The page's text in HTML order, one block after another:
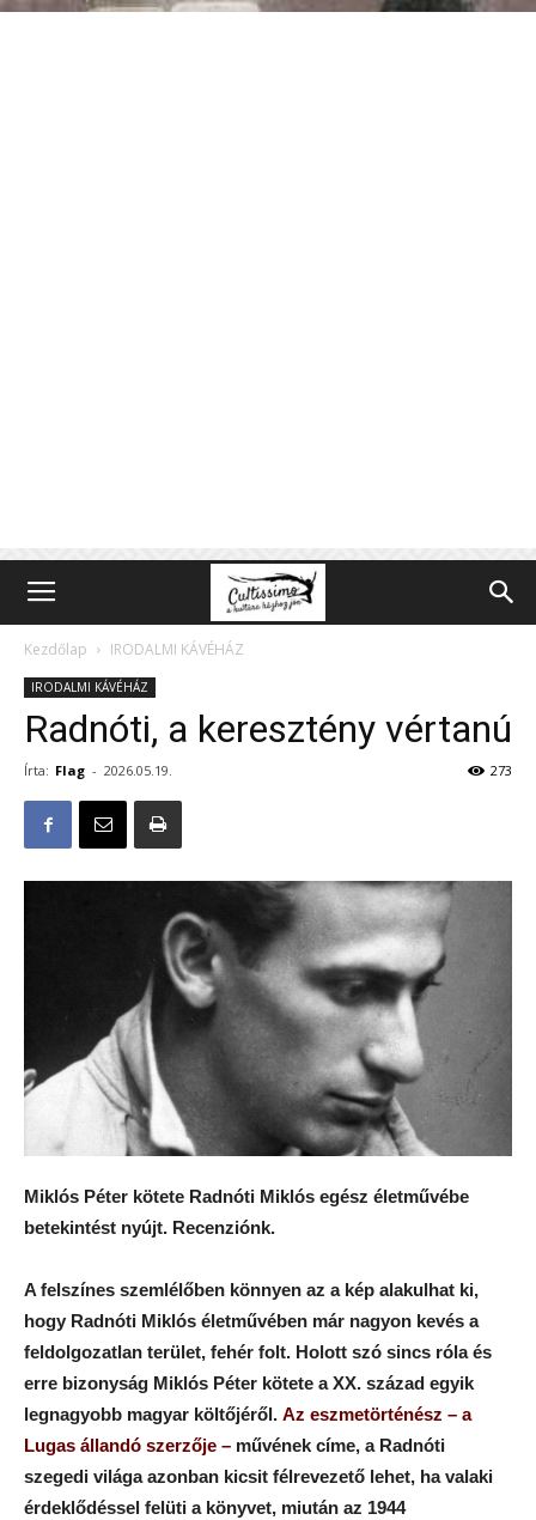
Kezdőlap IRODALMI KÁVÉHÁZ
IRODALMI KÁVÉHÁZ
Radnóti, a keresztény vértanú
Írta: Flag - 2026.05.19. 273
Miklós Péter kötete Radnóti Miklós egész életművébe
betekintést nyújt. Recenziónk.
A felszínes szemlélőben könnyen az a kép alakulhat ki,
hogy Radnóti Miklós életművében már nagyon kevés a
feldolgozatlan terület, fehér folt. Holott szó sincs róla és
erre bizonyság Miklós Péter kötete a XX. század egyik
legnagyobb magyar költőjéről. Az eszmetörténész – a
Lugas állandó szerzője – művének címe, a Radnóti
szegedi világa azonban kicsit félrevezető lehet, ha valaki
érdeklődéssel felüti a könyvet, miután az 1944